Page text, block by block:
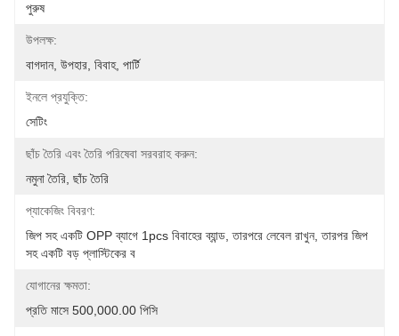
পুরুষ
উপলক্ষ:
বাগদান, উপহার, বিবাহ, পার্টি
ইনলে প্রযুক্তি:
সেটিং
ছাঁচ তৈরি এবং তৈরি পরিষেবা সরবরাহ করুন:
নমুনা তৈরি, ছাঁচ তৈরি
প্যাকেজিং বিবরণ:
জিপ সহ একটি OPP ব্যাগে 1pcs বিবাহের ব্যান্ড, তারপরে লেবেল রাখুন, তারপর জিপ
সহ একটি বড় প্লাস্টিকের ব
যোগানের ক্ষমতা:
প্রতি মাসে 500,000.00 পিসি